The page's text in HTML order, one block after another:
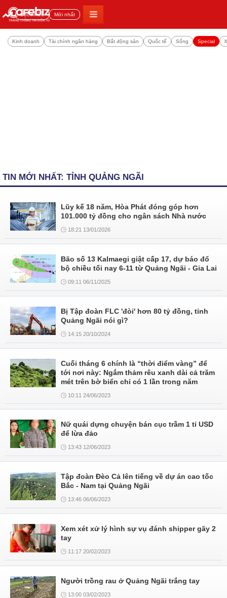
Đọc nhiều Mới nhất
Kinh doanh Tài chính ngân hàng Bất động sản Quốc tế Sống Special
TIN MỚI NHẤT: TỈNH QUẢNG NGÃI
Lũy kế 18 năm, Hòa Phát đóng góp hơn
101.000 tỷ đồng cho ngân sách Nhà nước
18:21 13/01/2026
Bão số 13 Kalmaegi giật cấp 17, dự báo đổ
bộ chiều tối nay 6-11 từ Quảng Ngãi - Gia Lai
09:11 06/11/2025
Bị Tập đoàn FLC 'đòi' hơn 80 tỷ đồng, tỉnh
Quảng Ngãi nói gì?
14:15 20/10/2024
Cuối tháng 6 chính là “thời điểm vàng” để
tới nơi này: Ngắm thảm rêu xanh dài cả trăm
mét trên bờ biển chỉ có 1 lần trong năm
10:11 24/06/2023
Nữ quái dựng chuyện bán cục trầm 1 tỉ USD
để lừa đảo
13:43 12/06/2023
Tập đoàn Đèo Cả lên tiếng về dự án cao tốc
Bắc - Nam tại Quảng Ngãi
13:46 06/06/2023
Xem xét xử lý hình sự vụ đánh shipper gãy 2
tay
11:17 20/02/2023
Người trồng rau ở Quảng Ngãi trắng tay
13:00 03/02/2023